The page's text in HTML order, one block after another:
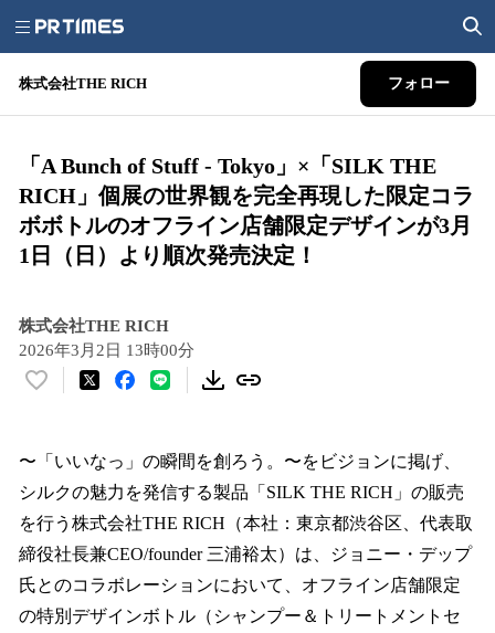
株式会社THE RICH フォロー
「A Bunch of Stuff - Tokyo」×「SILK THE
RICH」個展の世界観を完全再現した限定コラ
ボボトルのオフライン店舗限定デザインが3月
1日（日）より順次発売決定！
株式会社THE RICH
2026年3月2日 13時00分
い
！
数
読
み
込
み
中
〜「いいなっ」の瞬間を創ろう。〜をビジョンに掲げ、
シルクの魅力を発信する製品「SILK THE RICH」の販売
を行う株式会社THE RICH（本社：東京都渋谷区、代表取
締役社長兼CEO/founder 三浦裕太）は、ジョニー・デップ
氏とのコラボレーションにおいて、オフライン店舗限定
の特別デザインボトル（シャンプー＆トリートメントセ